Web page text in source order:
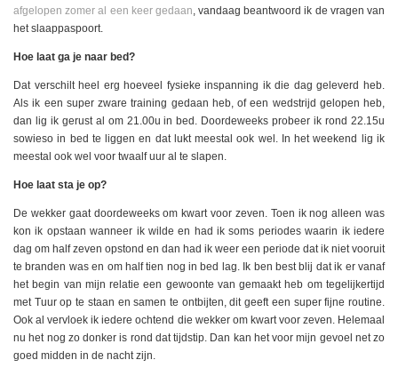
afgelopen zomer al een keer gedaan , vandaag beantwoord ik de vragen van
het slaappaspoort.
Hoe laat ga je naar bed?
Dat verschilt heel erg hoeveel fysieke inspanning ik die dag geleverd heb.
Als ik een super zware training gedaan heb, of een wedstrijd gelopen heb,
dan lig ik gerust al om 21.00u in bed. Doordeweeks probeer ik rond 22.15u
sowieso in bed te liggen en dat lukt meestal ook wel. In het weekend lig ik
meestal ook wel voor twaalf uur al te slapen.
Hoe laat sta je op?
De wekker gaat doordeweeks om kwart voor zeven. Toen ik nog alleen was
kon ik opstaan wanneer ik wilde en had ik soms periodes waarin ik iedere
dag om half zeven opstond en dan had ik weer een periode dat ik niet vooruit
te branden was en om half tien nog in bed lag. Ik ben best blij dat ik er vanaf
het begin van mijn relatie een gewoonte van gemaakt heb om tegelijkertijd
met Tuur op te staan en samen te ontbijten, dit geeft een super fijne routine.
Ook al vervloek ik iedere ochtend die wekker om kwart voor zeven. Helemaal
nu het nog zo donker is rond dat tijdstip. Dan kan het voor mijn gevoel net zo
goed midden in de nacht zijn.